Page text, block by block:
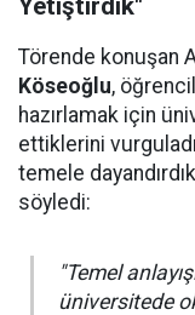
Yetiştirdik"
Törende konuşan
Köseoğlu,
hazırlamak için
ettiklerini
temele
söyledi:
"Temel
üniversitede